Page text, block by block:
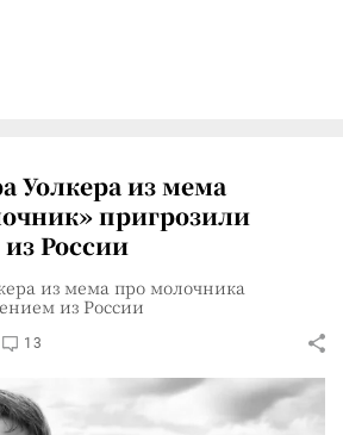
Уолкера из мема
пригрозили
России
из мема про молочника
из России
13